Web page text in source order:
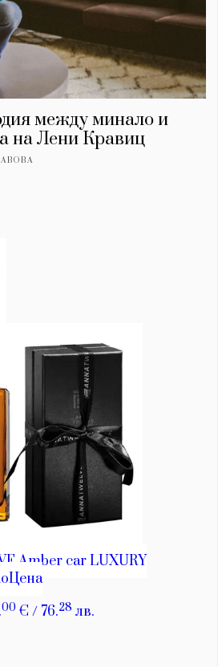
между минало и
на Лени Кравиц